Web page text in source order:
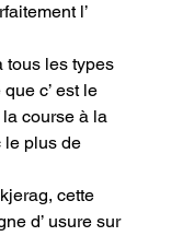
l’
tous les types
c’ est le
course à la
le plus de
cette
d’ usure sur